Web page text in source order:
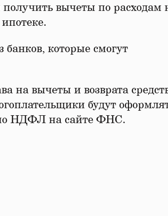
вычеты по расходам
которые смогут
на вычеты и возврата
будут
НДФЛ на сайте ФНС.